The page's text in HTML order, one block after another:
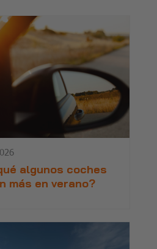
algunos coches
más en verano?